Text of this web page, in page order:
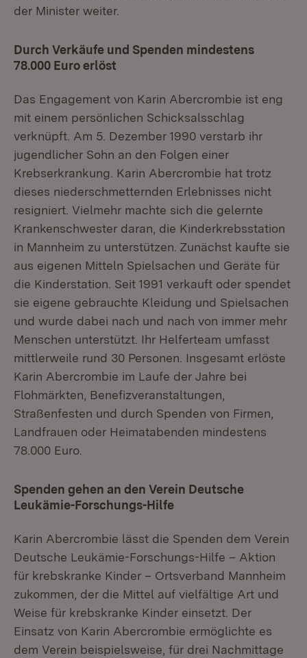
der Minister weiter.
Durch Verkäufe und Spenden mindestens
78.000 Euro erlöst
Das Engagement von Karin Abercrombie ist eng
mit einem persönlichen Schicksalsschlag
verknüpft. Am 5. Dezember 1990 verstarb ihr
jugendlicher Sohn an den Folgen einer
Krebserkrankung. Karin Abercrombie hat trotz
dieses niederschmetternden Erlebnisses nicht
resigniert. Vielmehr machte sich die gelernte
Krankenschwester daran, die Kinderkrebsstation
in Mannheim zu unterstützen. Zunächst kaufte sie
aus eigenen Mitteln Spielsachen und Geräte für
die Kinderstation. Seit 1991 verkauft oder spendet
sie eigene gebrauchte Kleidung und Spielsachen
und wurde dabei nach und nach von immer mehr
Menschen unterstützt. Ihr Helferteam umfasst
mittlerweile rund 30 Personen. Insgesamt erlöste
Karin Abercrombie im Laufe der Jahre bei
Flohmärkten, Benefizveranstaltungen,
Straßenfesten und durch Spenden von Firmen,
Landfrauen oder Heimatabenden mindestens
78.000 Euro.
Spenden gehen an den Verein Deutsche
Leukämie-Forschungs-Hilfe
Karin Abercrombie lässt die Spenden dem Verein
Deutsche Leukämie-Forschungs-Hilfe – Aktion
für krebskranke Kinder – Ortsverband Mannheim
zukommen, der die Mittel auf vielfältige Art und
Weise für krebskranke Kinder einsetzt. Der
Einsatz von Karin Abercrombie ermöglichte es
dem Verein beispielsweise, für drei Nachmittage